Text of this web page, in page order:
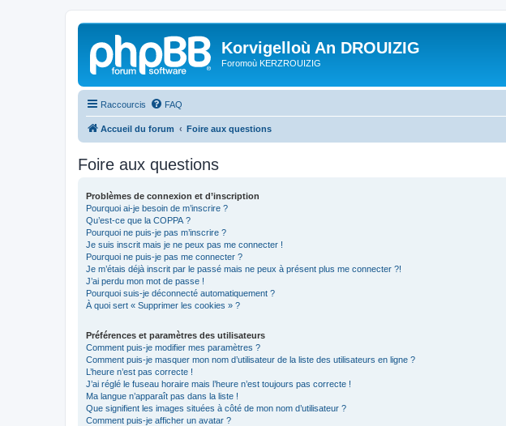
Korvigelloù An DROUIZIG
Foromoù KERZROUIZIG
Raccourcis FAQ
Accueil du forum Foire aux questions
Foire aux questions
Problèmes de connexion et d’inscription
Pourquoi ai-je besoin de m’inscrire ?
Qu’est-ce que la COPPA ?
Pourquoi ne puis-je pas m’inscrire ?
Je suis inscrit mais je ne peux pas me connecter !
Pourquoi ne puis-je pas me connecter ?
Je m’étais déjà inscrit par le passé mais ne peux à présent plus me connecter ?!
J’ai perdu mon mot de passe !
Pourquoi suis-je déconnecté automatiquement ?
À quoi sert « Supprimer les cookies » ?
Préférences et paramètres des utilisateurs
Comment puis-je modifier mes paramètres ?
Comment puis-je masquer mon nom d’utilisateur de la liste des utilisateurs en ligne ?
L’heure n’est pas correcte !
J’ai réglé le fuseau horaire mais l’heure n’est toujours pas correcte !
Ma langue n’apparaît pas dans la liste !
Que signifient les images situées à côté de mon nom d’utilisateur ?
Comment puis-je afficher un avatar ?